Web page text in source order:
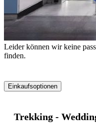
Einkaufsoptionen
Produktliste
springen
Leider können wir keine
finden.
Trekking -